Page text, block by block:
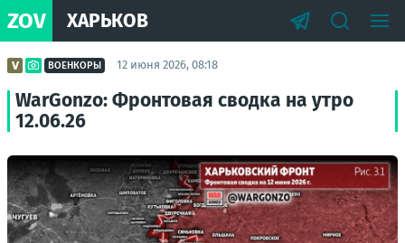
ZOV ХАРЬКОВ
ВОЕНКОРЫ 12 июня 2026, 08:18
WarGonzo: Фронтовая сводка на утро
12.06.26